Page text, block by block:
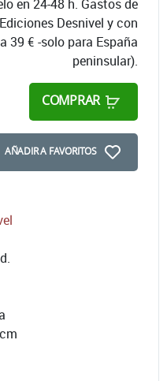
en 24-48 h. Gastos de
Desnivel y con
39 € -solo para España
peninsular).
COMPRAR
AÑADIR A FAVORITOS